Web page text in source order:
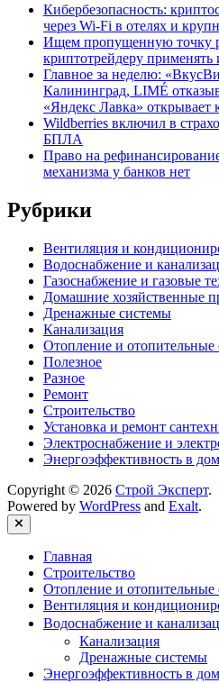
Кибербезопасность:
через Wi-Fi в отелях и
Ищем пропущенную точку
криптотрейдеру применять
Главное за неделю:
Калининград, LIMÉ
«Яндекс Лавка» открывает
Wildberries включил в
БПЛА
Право на
механизма у банков нет
Рубрики
Вентиляция и
Водоснабжение и
Газоснабжение и газовые
Домашние хозяйственные
Дренажные системы
Канализация
Отопление и отопительные
Полезное
Разное
Ремонт
Строительство
Установка и ремонт
Электроснабжение и
Энергоэффективность в
Copyright © 2026 Строй Эксперт.
Powered by WordPress and Exalt.
Close
Главная
Строительство
Отопление и отопительные
Вентиляция и
Водоснабжение и
Канализация
Дренажные системы
Энергоэффективность в